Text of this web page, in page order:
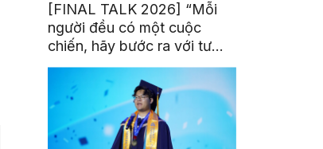
[FINAL TALK 2026] “Mỗi
người đều có một cuộc
chiến, hãy bước ra với tư
thế của người chiến thắng”